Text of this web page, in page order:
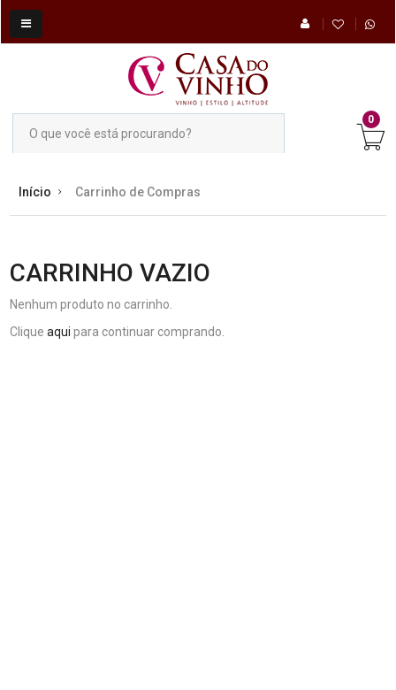
0
Início Carrinho de Compras
CARRINHO VAZIO
Nenhum produto no carrinho.
Clique aqui para continuar comprando.